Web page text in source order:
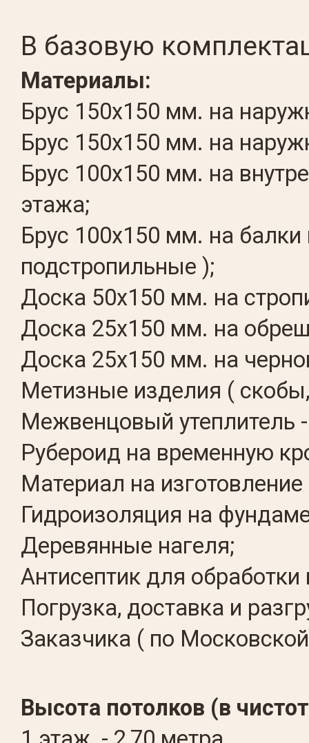
В базовую
Материалы:
Брус 150х150 мм. на
Брус 150х150 мм. на
Брус 100х150 мм. на
этажа;
Брус 100х150 мм. на
подстропильные );
Доска 50х150 мм. на
Доска 25х150 мм. на
Доска 25х150 мм. на
Метизные изделия (
Межвенцовый утеплитель
Рубероид на временную
Материал на
Гидроизоляция на
Деревянные нагеля;
Антисептик для обработки
Погрузка, доставка и
Заказчика ( по
Высота потолков (в